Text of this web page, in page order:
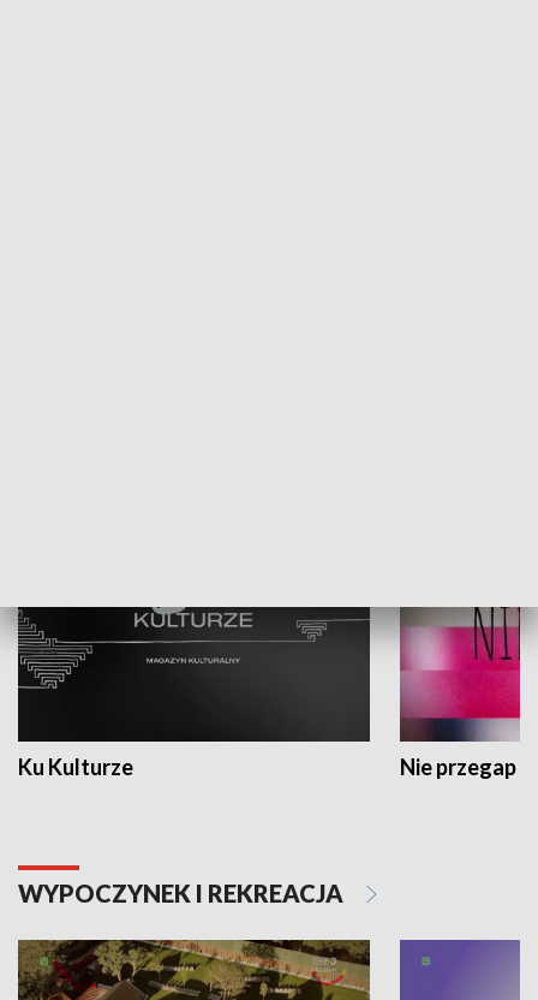
Ku Kulturze Nie przegap
WYPOCZYNEK I REKREACJA